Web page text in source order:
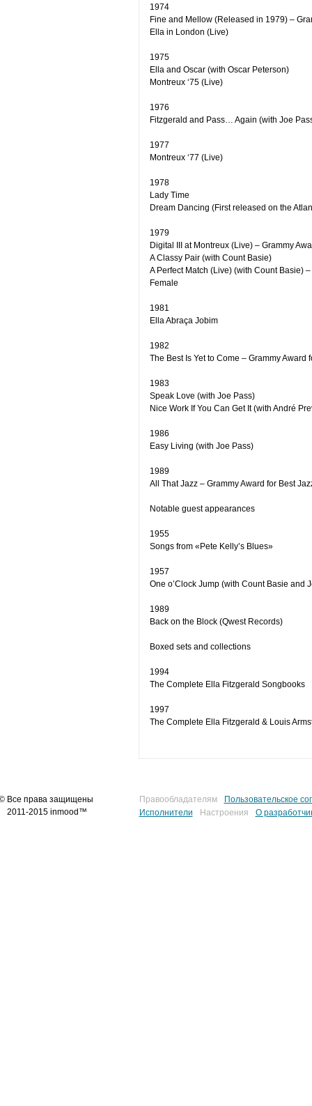
1974
Fine and Mellow (Released in 1979) –
Ella in London (Live)
1975
Ella and Oscar (with Oscar Peterson)
Montreux ‘75 (Live)
1976
Fitzgerald and Pass… Again (with Joe
1977
Montreux ‘77 (Live)
1978
Lady Time
Dream Dancing (First released on the
1979
Digital III at Montreux (Live) – Grammy
A Classy Pair (with Count Basie)
A Perfect Match (Live) (with Count Basie)
Female
1981
Ella Abraça Jobim
1982
The Best Is Yet to Come – Grammy
1983
Speak Love (with Joe Pass)
Nice Work If You Can Get It (with André
1986
Easy Living (with Joe Pass)
1989
All That Jazz – Grammy Award for Best
Notable guest appearances
1955
Songs from «Pete Kelly’s Blues»
1957
One o’Clock Jump (with Count Basie and
1989
Back on the Block (Qwest Records)
Boxed sets and collections
1994
The Complete Ella Fitzgerald Songbooks
1997
The Complete Ella Fitzgerald & Louis
Все права защищены
2011-2015 inmood™
Правообладателям
Пользовательское
Исполнители
Настроения О